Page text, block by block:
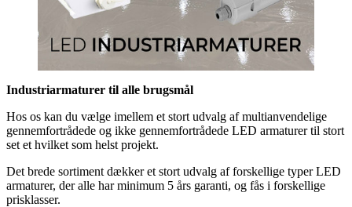
Industriarmaturer til alle brugsmål
Hos os kan du vælge imellem et stort udvalg af multianvendelige
gennemfortrådede og ikke gennemfortrådede LED armaturer til stort
set et hvilket som helst projekt.
Det brede sortiment dækker et stort udvalg af forskellige typer LED
armaturer, der alle har minimum 5 års garanti, og fås i forskellige
prisklasser.